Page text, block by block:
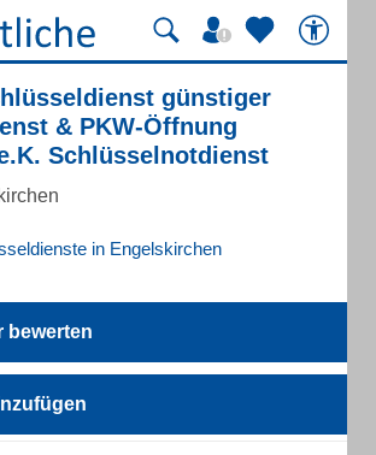
günstiger
& PKW-Öffnung
Schlüsselnotdienst
in Engelskirchen
bewerten